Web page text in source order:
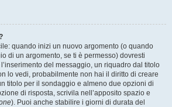
quando inizi un nuovo argomento (o quando
di un argomento, se ti è permesso) dovresti
del messaggio, un riquadro dal titolo
lo vedi, probabilmente non hai il diritto di creare
titolo per il sondaggio e almeno due opzioni di
di risposta, scrivila nell’apposito spazio e
). Puoi anche stabilire i giorni di durata del